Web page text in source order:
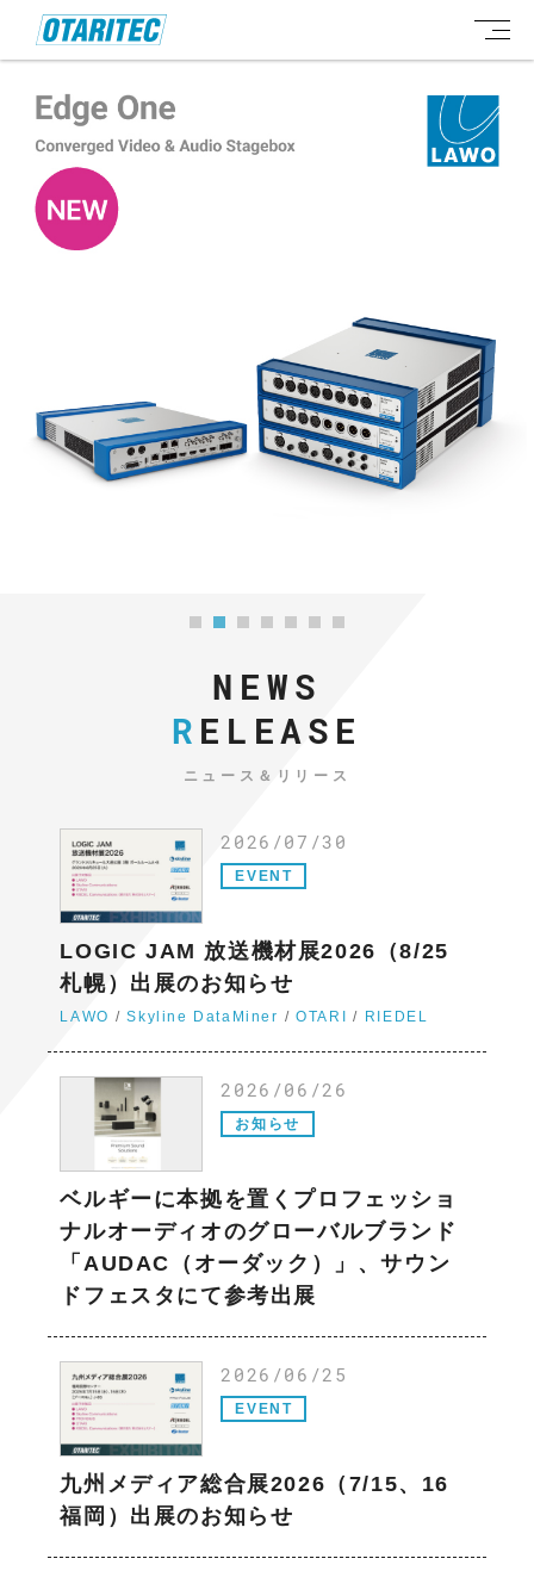
1 2 3 4 5 6 7
NEWS
R ELEASE
ニュース＆リリース
2026/07/30
EVENT
LOGIC JAM 放送機材展2026（8/25
札幌）出展のお知らせ
LAWO Skyline DataMiner OTARI RIEDEL
2026/06/26
お知らせ
ベルギーに本拠を置くプロフェッショ
ナルオーディオのグローバルブランド
「AUDAC（オーダック）」、サウン
ドフェスタにて参考出展
2026/06/25
EVENT
九州メディア総合展2026（7/15、16
福岡）出展のお知らせ